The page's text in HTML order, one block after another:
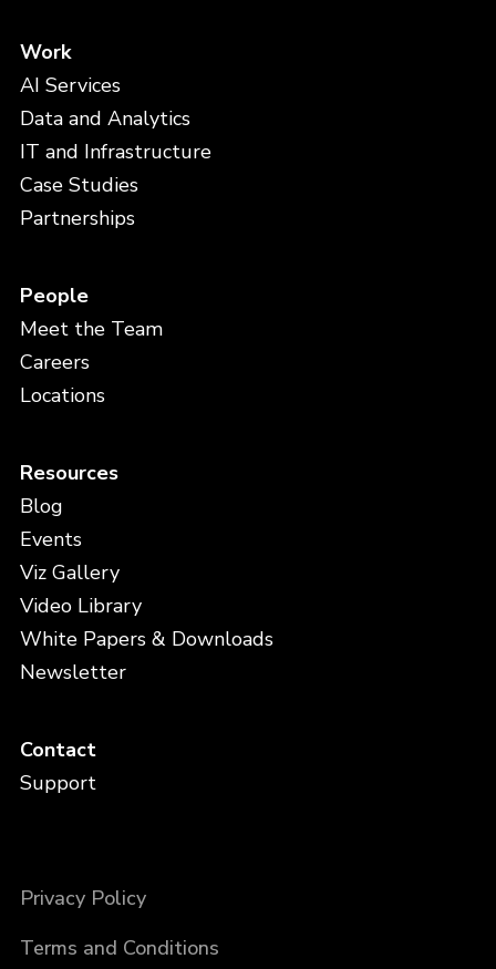
Work
AI Services
Data and Analytics
IT and Infrastructure
Case Studies
Partnerships
People
Meet the Team
Careers
Locations
Resources
Blog
Events
Viz Gallery
Video Library
White Papers & Downloads
Newsletter
Contact
Support
Privacy Policy
Terms and Conditions